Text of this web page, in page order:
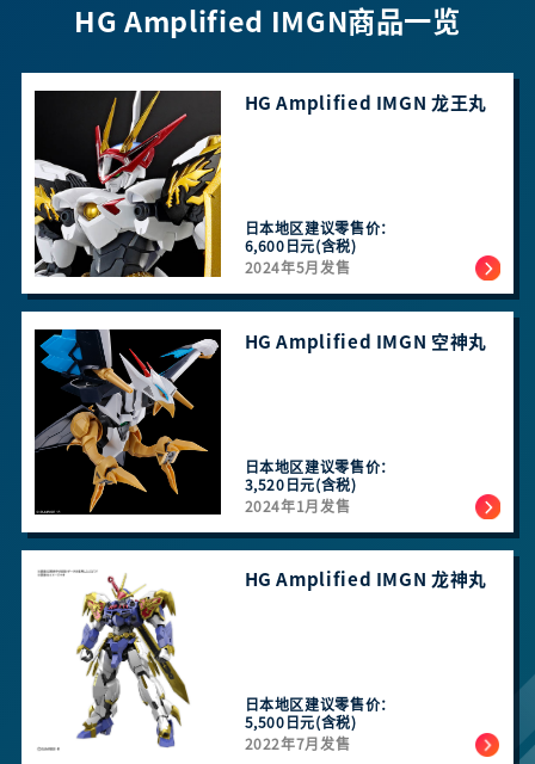
HG Amplified IMGN商品一览
HG Amplified IMGN 龙王丸
日本地区建议零售价：
6,600日元(含税)
2024年5月发售
HG Amplified IMGN 空神丸
日本地区建议零售价：
3,520日元(含税)
2024年1月发售
HG Amplified IMGN 龙神丸 ​​​​
日本地区建议零售价：
5,500日元(含税)
2022年7月发售